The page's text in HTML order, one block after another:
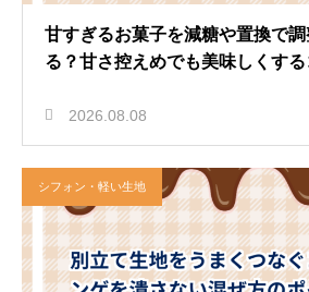
甘すぎるお菓子を減糖や置換で
る？甘さ控えめでも美味しくする
2026.08.08
シフォン・軽い生地